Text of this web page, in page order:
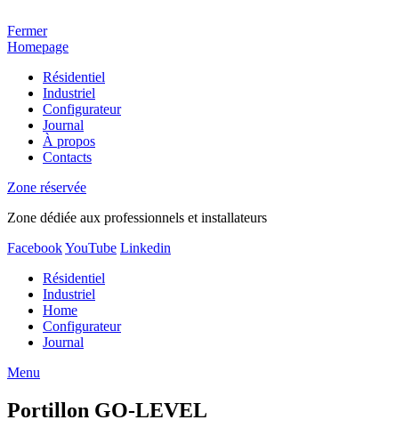
Fermer
Homepage
Résidentiel
Industriel
Configurateur
Journal
À propos
Contacts
Zone réservée
Zone dédiée aux professionnels et installateurs
FacebookYouTube Linkedin
Résidentiel
Industriel
Home
Configurateur
Journal
Menu
Portillon GO-LEVEL